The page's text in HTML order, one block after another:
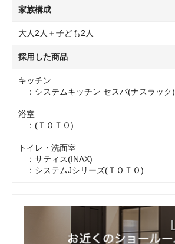
家族構成
大人2人＋子ども2人
採用した商品
キッチン
：システムキッチン セスパ(ナスラック)
浴室
：(ＴＯＴＯ)
トイレ・洗面室
：サティス(INAX)
：システムJシリーズ(ＴＯＴＯ)